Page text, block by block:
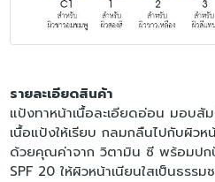
รายละเอียดสินค้า
แป้งทาหน้าเนื้อละเอียดอ่อน มอบสั
เนื้อแป้งให้เรียบ กลมกลืนไปกับผิว
ด้วยคุณค่าจาก วิตามิน ซี พร้อมปก
SPF 20 ให้ผิวหน้าเนียนใสเป็นธรร